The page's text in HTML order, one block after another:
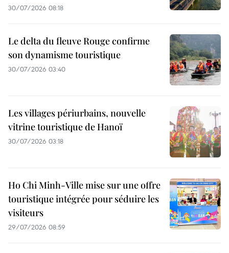
30/07/2026 08:18
Le delta du fleuve Rouge confirme
son dynamisme touristique
30/07/2026 03:40
Les villages périurbains, nouvelle
vitrine touristique de Hanoï
30/07/2026 03:18
Ho Chi Minh-Ville mise sur une offre
touristique intégrée pour séduire les
visiteurs
29/07/2026 08:59